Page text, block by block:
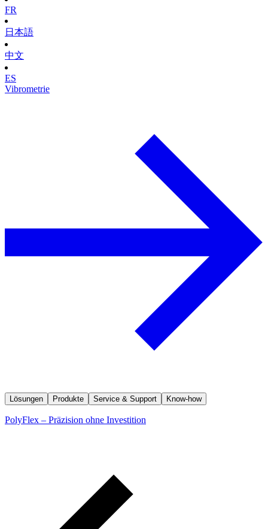
FR
日本語
中文
ES
Vibrometrie
Lösungen Produkte Service & Support Know-how
PolyFlex – Präzision ohne Investition